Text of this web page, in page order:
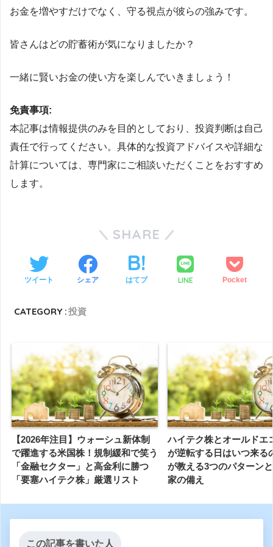
お金を増やすだけでなく、守る視点が彼らの強みです。
皆さんはどの貯蓄術が気になりましたか？
一緒に賢いお金の使い方を楽しんでいきましょう！
免責事項:
本記事は情報提供のみを目的としており、投資判断は自己
責任で行ってください。具体的な投資アドバイスや詳細な
計算については、専門家にご相談いただくことをおすすめ
します。
SHARE
ツイート シェア はてブ LINE Pocket
CATEGORY :投資
【2026年注目】ウォーシュ新体制
で躍進する米国株！規制緩和で笑う
「金融セクター」と高金利に勝つ
「要塞ハイテク株」厳選リスト
ハイテク株とオールドエ
が逆転する日はいつ来る
が教える3つのパターン
家の備え
この記事を書いた人